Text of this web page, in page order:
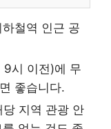
철역 인근 공
9시 이전)에 무
좋습니다.
지역 관광 안